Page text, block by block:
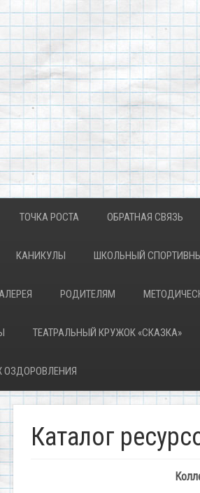
ТОЧКА РОСТА ОБРАТНАЯ СВЯЗЬ
КАНИКУЛЫ ШКОЛЬНЫЙ
РОДИТЕЛЯМ
ТЕАТРАЛЬНЫЙ КРУЖОК «СКАЗКА»
ОЗДОРОВЛЕНИЯ
Каталог